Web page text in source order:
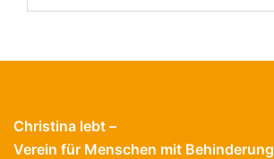
Christina lebt –
Verein für Menschen mit Behinderung